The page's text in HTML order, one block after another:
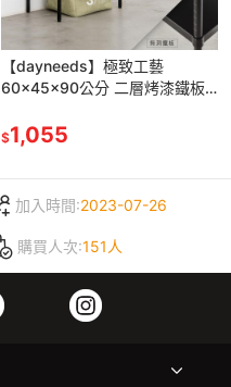
【dayneeds】極致工藝
60x45x90公分 二層烤漆鐵板
$1,055
加入時間:2023-07-26
購買人次:151人